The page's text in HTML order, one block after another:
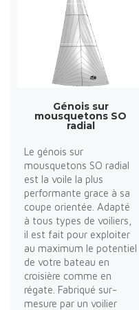
Génois sur
mousquetons SO
radial
Le génois sur
mousquetons SO radial
est la voile la plus
performante grace à sa
coupe orientée. Adapté
à tous types de voiliers,
il est fait pour exploiter
au maximum le potentiel
de votre bateau en
croisière comme en
régate. Fabriqué sur-
mesure par un voilier